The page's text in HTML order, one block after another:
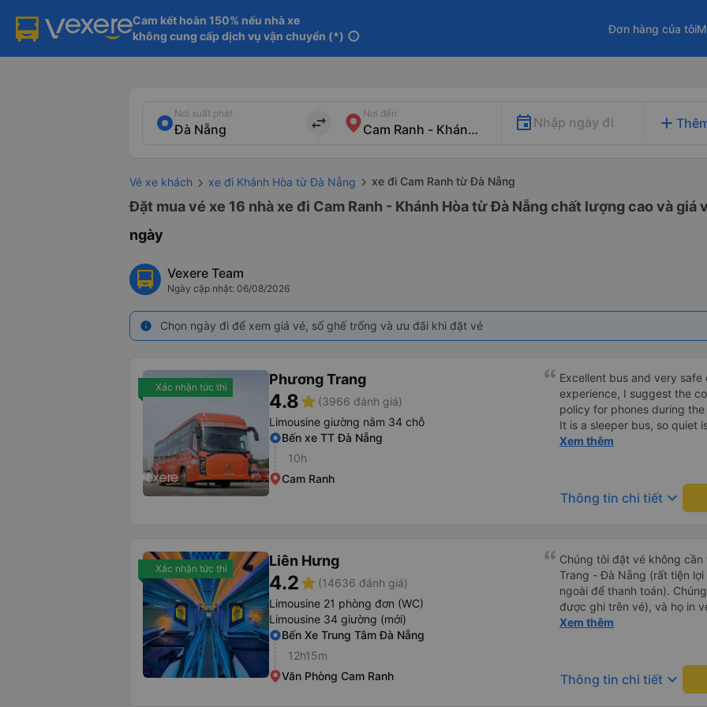
Cam kết hoàn 150% nếu nhà xe
không cung cấp dịch vụ vận chuyển (*) info
Đơn hàng của tôi
Nơi xuất phát
import_export
Nơi đến
Nhập ngày đi add
Vé xe khách xe đi Khánh Hòa từ Đà Nẵng xe đi Cam Ranh từ Đà Nẵng
Đặt mua vé xe 16 nhà xe đi Cam Ranh - Khánh Hòa từ Đà Nẵng chất lượng cao và giá
ngày
Vexere Team
Ngày cập nhật: 06/08/2026
info Chọn ngày đi để xem giá vé, số ghế trống và ưu đãi khi đặt vé
Xác nhận tức thì Phương Trang
4.8star (3966 đánh giá)
Limousine giường nằm 34 chỗ
Bến xe TT Đà Nẵng
10h
Cam Ranh
Excellent bus and very
experience, I suggest the
policy for phones during
It is a sleeper bus, so quiet
Wi-Fi password clearly
hơn, tôi góp ý nhà xe nên
lặng (tắt âm thanh điện
Tôi vẫn sẽ tiếp tục ủng hộ
Xem thêm
Thông tin chi tiết keyboard_arrow_down
Xác nhận tức thì Liên Hưng
4.2star (14636 đánh giá)
Limousine 21 phòng đơn (WC)
Limousine 34 giường (mới)
Bến Xe Trung Tâm Đà Nẵng
12h15m
Văn Phòng Cam Ranh
Chúng tôi đặt vé không
Trang - Đà Nẵng (rất tiện
ngoài để thanh toán).
được ghi trên vé), và họ in
tôi cũng quyết định mua vé
Tôi khuyên bạn nên mang
mỏng, vì thỉnh thoảng trời
Xem thêm
Thông tin chi tiết keyboard_arrow_down